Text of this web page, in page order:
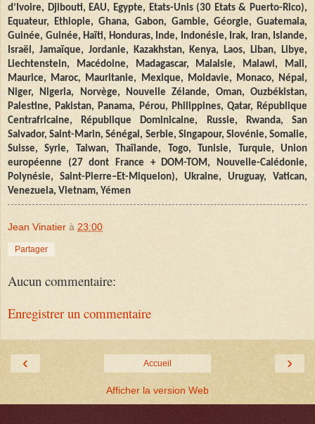
d’Ivoire, Djibouti, EAU, Egypte, Etats-Unis (30 Etats & Puerto-Rico),
Equateur, Ethiopie, Ghana, Gabon, Gambie, Géorgie, Guatemala,
Guinée, Guinée, Haïti, Honduras, Inde, Indonésie, Irak, Iran, Islande,
Israël, Jamaïque, Jordanie, Kazakhstan, Kenya, Laos, Liban, Libye,
Liechtenstein, Macédoine, Madagascar, Malaisie, Malawi, Mali,
Maurice, Maroc, Mauritanie, Mexique, Moldavie, Monaco, Népal,
Niger, Nigeria, Norvège, Nouvelle Zélande, Oman, Ouzbékistan,
Palestine, Pakistan, Panama, Pérou, Philippines, Qatar, République
Centrafricaine, République Dominicaine, Russie, Rwanda, San
Salvador, Saint-Marin, Sénégal, Serbie, Singapour, Slovénie, Somalie,
Suisse, Syrie, Taiwan, Thaïlande, Togo, Tunisie, Turquie, Union
européenne (27 dont France + DOM-TOM, Nouvelle-Calédonie,
Polynésie, Saint-Pierre–Et-Miquelon), Ukraine, Uruguay, Vatican,
Venezuela, Vietnam, Yémen
Jean Vinatier à 23:00
Partager
Aucun commentaire:
Enregistrer un commentaire
‹ ›
Accueil
Afficher la version Web